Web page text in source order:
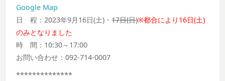
Google Map
日 程：2023年9月16日(土)・17日(日)※都合により16日(土)
のみとなりました
時 間：10:30～17:00
お問い合わせ：092-714-0007
**************